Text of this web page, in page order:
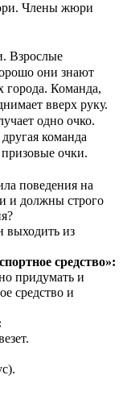
Члены жюри
Взрослые
они знают
города. Команда,
вверх руку.
одно очко.
команда
очки.
поведения на
и должны строго
выходить из
средство»:
придумать и
средство и